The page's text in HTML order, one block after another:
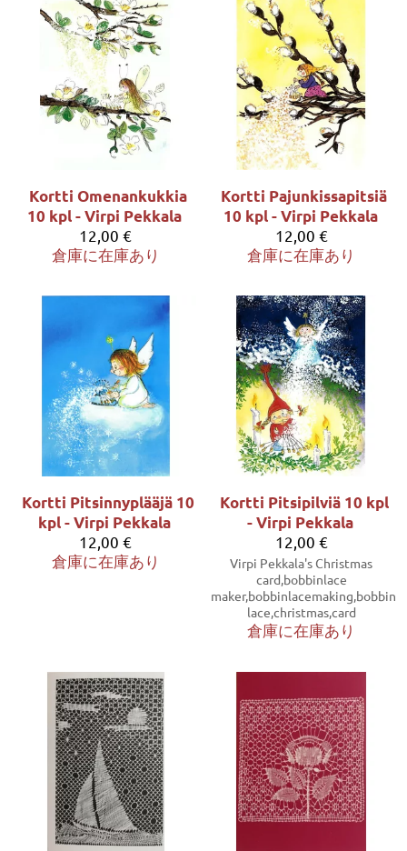
Kortti Omenankukkia
10 kpl - Virpi Pekkala
12,00 €
倉庫に在庫あり
Kortti Pajunkissapitsiä
10 kpl - Virpi Pekkala
12,00 €
倉庫に在庫あり
Kortti Pitsinnyplääjä 10
kpl - Virpi Pekkala
12,00 €
倉庫に在庫あり
Kortti Pitsipilviä 10 kpl
- Virpi Pekkala
12,00 €
Virpi Pekkala's Christmas
card,bobbinlace
maker,bobbinlacemaking,bobbin
lace,christmas,card
倉庫に在庫あり